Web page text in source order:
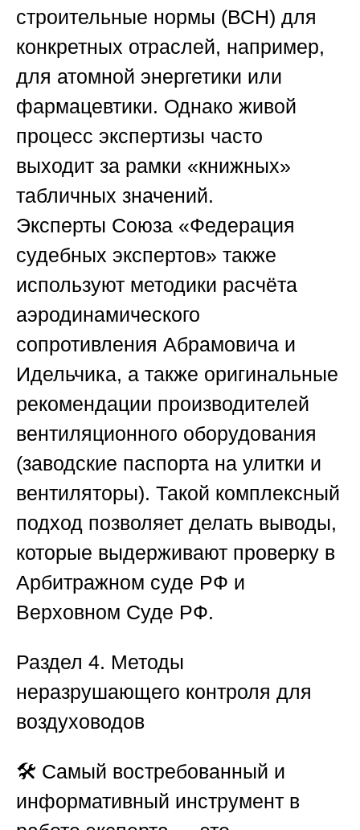
строительные нормы (ВСН) для
конкретных отраслей, например,
для атомной энергетики или
фармацевтики. Однако живой
процесс экспертизы часто
выходит за рамки «книжных»
табличных значений.
Эксперты Союза «Федерация
судебных экспертов» также
используют методики расчёта
аэродинамического
сопротивления Абрамовича и
Идельчика, а также оригинальные
рекомендации производителей
вентиляционного оборудования
(заводские паспорта на улитки и
вентиляторы). Такой комплексный
подход позволяет делать выводы,
которые выдерживают проверку в
Арбитражном суде РФ и
Верховном Суде РФ.
Раздел 4. Методы
неразрушающего контроля для
воздуховодов
🛠️ Самый востребованный и
информативный инструмент в